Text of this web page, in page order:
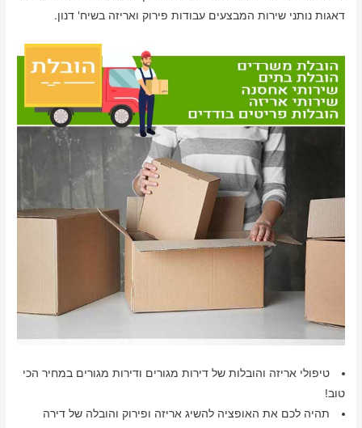
דאגות נותני שירות המבצעים עבודות פירוק ואריזה בשיח' דנון.
טיפולי אריזה והובלות של דירות מגורים ודירות מגורים במחיר הכי
טוב!
תהיה לכם את האופציה להשיג אריזה ופירוק והובלה של דירה